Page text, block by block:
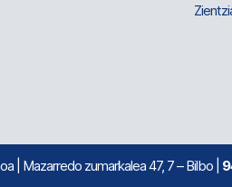
| Mazarredo zumarkalea 47, 7 – Bilbo |